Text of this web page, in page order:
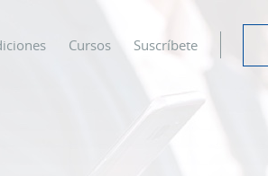
Cursos Suscríbete